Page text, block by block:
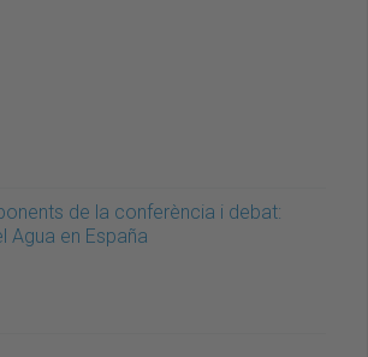
de la conferència i debat:
Agua en España